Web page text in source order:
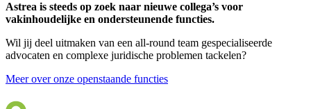
Astrea is steeds op zoek naar nieuwe collega’s voor
vakinhoudelijke en ondersteunende functies.
Wil jij deel uitmaken van een all-round team gespecialiseerde
advocaten en complexe juridische problemen tackelen?
Meer over onze openstaande functies